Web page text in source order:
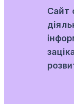
Сайт